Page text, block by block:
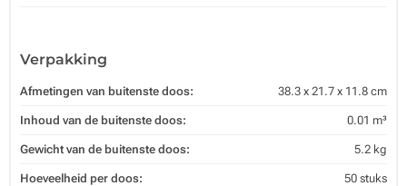
Verpakking
Afmetingen van buitenste doos: 38.3 x 21.7 x 11.8 cm
Inhoud van de buitenste doos: 0.01 m³
Gewicht van de buitenste doos: 5.2 kg
Hoeveelheid per doos: 50 stuks